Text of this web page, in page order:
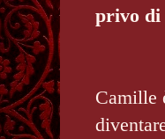
privo di
Camille